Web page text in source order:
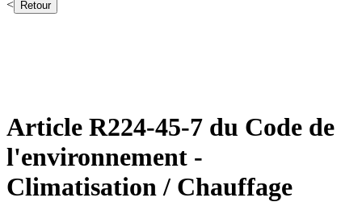
<
Retour
Article R224-45-7 du Code de
l'environnement -
Climatisation / Chauffage